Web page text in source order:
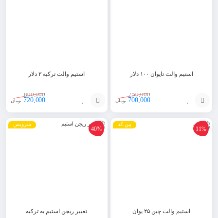
استیم والت تایوان ۱۰۰ دلار
750,000
700,000 تومان
به
استیم والت ترکیه ۳ دلار
800,000
720,000 تومان
به
پین کد
11%
استیم والت چین ۲۵ یوان
سرویس
40%
تغییر ریجن استیم به ترکیه